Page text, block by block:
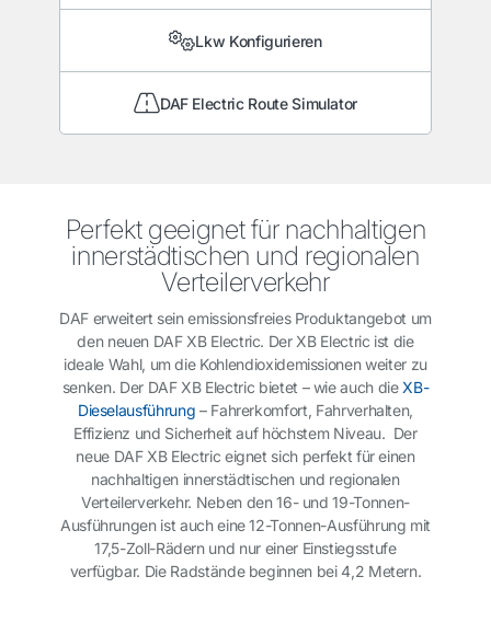
Lkw Konfigurieren
DAF Electric Route Simulator
Perfekt geeignet für nachhaltigen
innerstädtischen und regionalen
Verteilerverkehr
DAF erweitert sein emissionsfreies Produktangebot um
den neuen DAF XB Electric. Der XB Electric ist die
ideale Wahl, um die Kohlendioxidemissionen weiter zu
senken. Der DAF XB Electric bietet – wie auch die XB-
Dieselausführung – Fahrerkomfort, Fahrverhalten,
Effizienz und Sicherheit auf höchstem Niveau. Der
neue DAF XB Electric eignet sich perfekt für einen
nachhaltigen innerstädtischen und regionalen
Verteilerverkehr. Neben den 16- und 19-Tonnen-
Ausführungen ist auch eine 12-Tonnen-Ausführung mit
17,5-Zoll-Rädern und nur einer Einstiegsstufe
verfügbar. Die Radstände beginnen bei 4,2 Metern.